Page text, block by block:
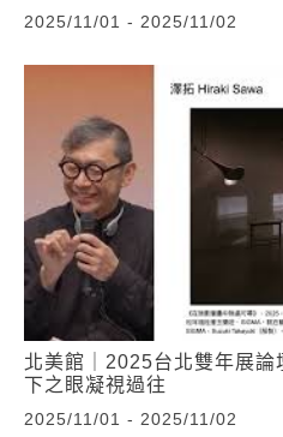
2025/11/01 - 2025/11/02
北美館｜2025台北雙年展
下之眼凝視過往
2025/11/01 - 2025/11/02